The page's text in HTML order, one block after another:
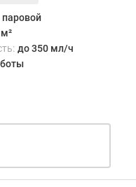
до 350 мл/ч